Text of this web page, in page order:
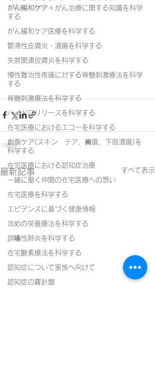
がん緩和ケア＋がん治療に関する知識を科学
する
がん緩和ケア医療を科学する
鬱滞性皮膚炎・潰瘍を科学する
失禁関連皮膚炎を科学する
慢性難治性疼痛に対する脊髄刺激療法を科学
する
脊髄刺激療法を科学する
ハイドロリリースを科学する
在宅医療におけるエコーを科学する
創傷ケア(スキン テア、褥瘡、下肢潰瘍)を
科学する
在宅医療における認知症治療
一緒に働く仲間の在宅医療への想い
在宅医療を科学する
エビデンスに基づく健康情報
攻めの栄養療法を科学する
誤嚥性肺炎を科学する
在宅酸素療法を科学する
認知症について家族へ向けて
認知症の羅針盤
zaitaku.com)
最新記事 すべて表示